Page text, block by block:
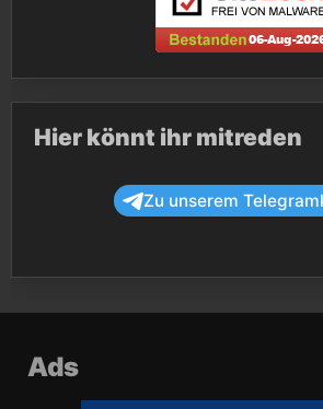
Hier könnt ihr mitreden
Zu unserem
Ads